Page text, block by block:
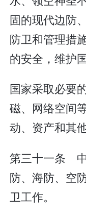
固的现代边防
防卫和管理措
的安全，维护
国家采取必要
磁、网络空间
动、资产和其
第三十一条
防、海防、空
卫工作。